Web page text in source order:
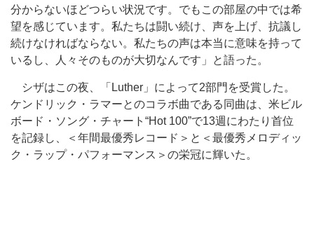
分からないほどつらい状況です。でもこの部屋の中では希
望を感じています。私たちは闘い続け、声を上げ、抗議し
続けなければならない。私たちの声は本当に意味を持って
いるし、人々そのものが大切なんです」と語った。
シザはこの夜、「Luther」によって2部門を受賞した。
ケンドリック・ラマーとのコラボ曲である同曲は、米ビル
ボード・ソング・チャート“Hot 100”で13週にわたり首位
を記録し、＜年間最優秀レコード＞と＜最優秀メロディッ
ク・ラップ・パフォーマンス＞の栄冠に輝いた。